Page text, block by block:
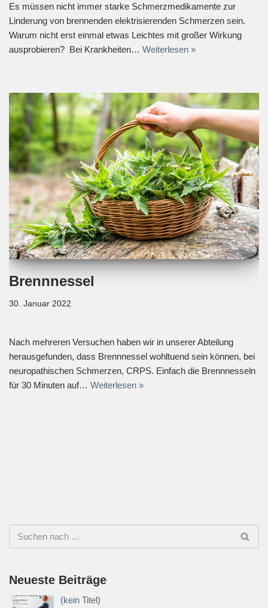
Es müssen nicht immer starke Schmerzmedikamente zur
Linderung von brennenden elektrisierenden Schmerzen sein.
Warum nicht erst einmal etwas Leichtes mit großer Wirkung
ausprobieren? Bei Krankheiten… Weiterlesen »
Brennnessel
30. Januar 2022
Nach mehreren Versuchen haben wir in unserer Abteilung
herausgefunden, dass Brennnessel wohltuend sein können, bei
neuropathischen Schmerzen, CRPS. Einfach die Brennnesseln
für 30 Minuten auf… Weiterlesen »
Neueste Beiträge
(kein Titel)